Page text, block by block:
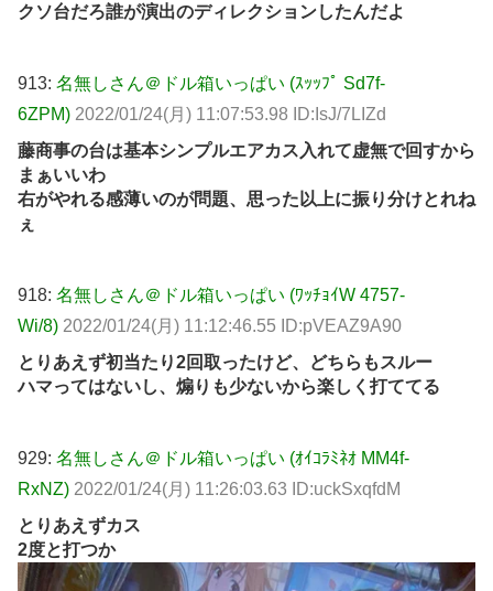
クソ台だろ誰が演出のディレクションしたんだよ
913: 名無しさん＠ドル箱いっぱい (ｽｯｯﾌﾟ Sd7f-
6ZPM) 2022/01/24(月) 11:07:53.98 ID:IsJ/7LIZd
藤商事の台は基本シンプルエアカス入れて虚無で回すから
まぁいいわ
右がやれる感薄いのが問題、思った以上に振り分けとれね
ぇ
918: 名無しさん＠ドル箱いっぱい (ﾜｯﾁｮｲW 4757-
Wi/8) 2022/01/24(月) 11:12:46.55 ID:pVEAZ9A90
とりあえず初当たり2回取ったけど、どちらもスルー
ハマってはないし、煽りも少ないから楽しく打ててる
929: 名無しさん＠ドル箱いっぱい (ｵｲｺﾗﾐﾈｵ MM4f-
RxNZ) 2022/01/24(月) 11:26:03.63 ID:uckSxqfdM
とりあえずカス
2度と打つか